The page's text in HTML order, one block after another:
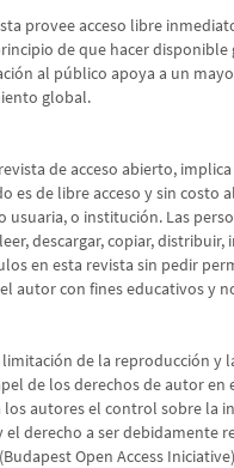
provee acceso libre
de que hacer
al público apoya a un
global.
de acceso abierto,
es de libre acceso y sin costo
usuaria, o institución. Las
descargar, copiar,
en esta revista sin pedir
autor con fines educativos y
limitación de la reproducción y
de los derechos de autor en
los autores el control sobre la
el derecho a ser debidamente
Open Access Iniciative)